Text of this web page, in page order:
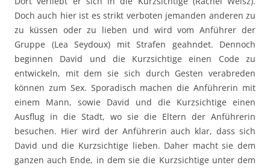
Doch auch hier ist es strikt verboten jemanden anderen zu
zu küssen oder zu lieben und wird vom Anführer der
Gruppe (Lea Seydoux) mit Strafen geahndet. Dennoch
beginnen David und die Kurzsichtige einen Code zu
entwickeln, mit dem sie sich durch Gesten verabreden
können zum Sex. Sporadisch machen die Anführerin mit
einem Mann, sowie David und die Kurzsichtige einen
Ausflug in die Stadt, wo sie die Eltern der Anführerin
besuchen. Hier wird der Anführerin auch klar, dass sich
David und die Kurzsichtige lieben. Daher macht sie dem
ganzen auch Ende, in dem sie die Kurzsichtige unter dem